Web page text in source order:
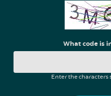
What code is
Enter the characters